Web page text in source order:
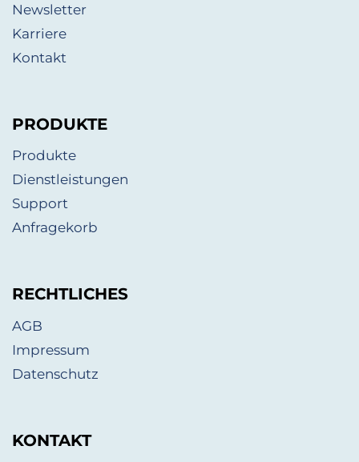
Newsletter
Karriere
Kontakt
PRODUKTE
Produkte
Dienstleistungen
Support
Anfragekorb
RECHTLICHES
AGB
Impressum
Datenschutz
KONTAKT